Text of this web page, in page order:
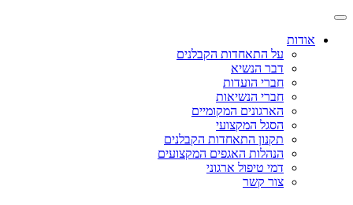
אודות
על התאחדות הקבלנים
דבר הנשיא
חברי הועדות
חברי הנשיאות
הארגונים המקומיים
הסגל המקצועי
תקנון התאחדות הקבלנים
הנהלות האגפים המקצועים
דמי טיפול ארגוני
צור קשר